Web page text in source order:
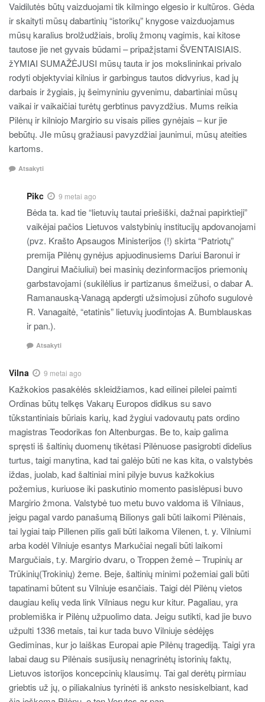
Vaidilutės būtų vaizduojami tik kilmingo elgesio ir kultūros. Gėda
ir skaityti mūsų dabartinių “istorikų” knygose vaizduojamus
mūsų karalius brolžudžiais, brolių žmonų vagimis, kai kitose
tautose jie net gyvais būdami – pripažįstami ŠVENTAISIAIS.
žYMIAI SUMAŽĖJUSI mūsų tauta ir jos mokslininkai privalo
rodyti objektyviai kilnius ir garbingus tautos didvyrius, kad jų
darbais ir žygiais, jų šeimyniniu gyvenimu, dabartiniai mūsų
vaikai ir vaikaičiai turėtų gerbtinus pavyzdžius. Mums reikia
Pilėnų ir kilniojo Margirio su visais pilies gynėjais – kur jie
bebūtų. JIe mūsų gražiausi pavyzdžiai jaunimui, mūsų ateities
kartoms.
Atsakyti
Pikc 9 metai ago
Bėda ta. kad tie “lietuvių tautai priešiški, dažnai papirktieji”
vaikėjai pačios Lietuvos valstybinių institucijų apdovanojami
(pvz. Krašto Apsaugos Ministerijos (!) skirta “Patriotų”
premija Pilėnų gynėjus apjuodinusiems Dariui Baronui ir
Dangirui Mačiuliui) bei masinių dezinformacijos priemonių
garbstavojami (sukilėlius ir partizanus šmeižusi, o dabar A.
Ramanauską-Vanagą apdergti užsimojusi zūhofo sugulovė
R. Vanagaitė, “etatinis” lietuvių juodintojas A. Bumblauskas
ir pan.).
Atsakyti
Vilna 9 metai ago
Kažkokios pasakėlės skleidžiamos, kad eilinei pilelei paimti
Ordinas būtų telkęs Vakarų Europos didikus su savo
tūkstantiniais būriais karių, kad žygiui vadovautų pats ordino
magistras Teodorikas fon Altenburgas. Be to, kaip galima
spręsti iš šaltinių duomenų tikėtasi Pilėnuose pasigrobti didelius
turtus, taigi manytina, kad tai galėjo būti ne kas kita, o valstybės
iždas, juolab, kad šaltiniai mini pilyje buvus kažkokius
požemius, kuriuose iki paskutinio momento pasislėpusi buvo
Margirio žmona. Valstybė tuo metu buvo valdoma iš Vilniaus,
jeigu pagal vardo panašumą Bilionys gali būti laikomi Pilėnais,
tai lygiai taip Pillenen pilis gali būti laikoma Vilenen, t. y. Vilniumi
arba kodėl Vilniuje esantys Markučiai negali būti laikomi
Margučiais, t.y. Margirio dvaru, o Troppen žemė – Trupinių ar
Trūkinių(Trokinių) žeme. Beje, šaltinių minimi požemiai gali būti
tapatinami būtent su Vilniuje esančiais. Taigi dėl Pilėnų vietos
daugiau kelių veda link Vilniaus negu kur kitur. Pagaliau, yra
problemiška ir Pilėnų užpuolimo data. Jeigu sutikti, kad jie buvo
užpulti 1336 metais, tai kur tada buvo Vilniuje sėdėjęs
Gediminas, kur jo laiškas Europai apie Pilėnų tragediją. Taigi yra
labai daug su Pilėnais susijusių nenagrinėtų istorinių faktų,
Lietuvos istorijos koncepcinių klausimų. Tai gal derėtų pirmiau
griebtis už jų, o piliakalnius tyrinėti iš anksto nesiskelbiant, kad